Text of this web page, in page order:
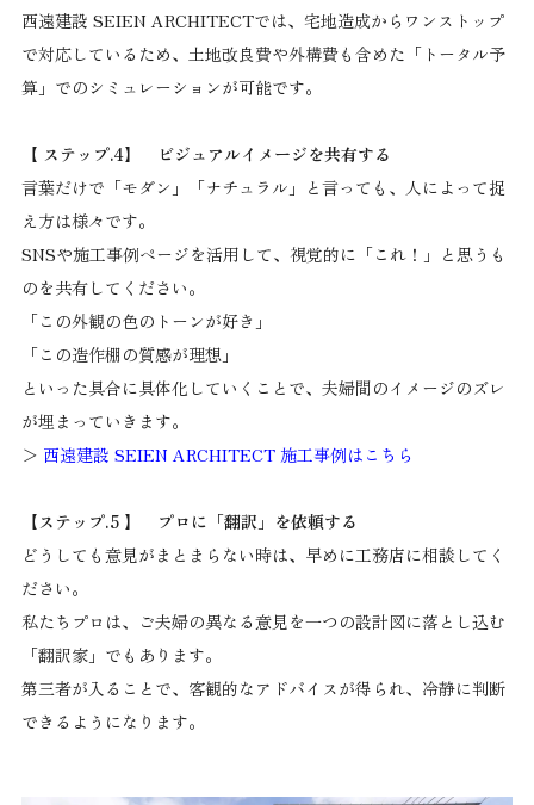
西遠建設 SEIEN ARCHITECTでは、宅地造成からワンストップ
で対応しているため、土地改良費や外構費も含めた「トータル予
算」でのシミュレーションが可能です。
【 ステップ.4】 ビジュアルイメージを共有する
言葉だけで「モダン」「ナチュラル」と言っても、人によって捉
え方は様々です。
SNSや施工事例ページを活用して、視覚的に「これ！」と思うも
のを共有してください。
「この外観の色のトーンが好き」
「この造作棚の質感が理想」
といった具合に具体化していくことで、夫婦間のイメージのズレ
が埋まっていきます。
＞ 西遠建設 SEIEN ARCHITECT 施工事例はこちら
【ステップ.5 】 プロに「翻訳」を依頼する
どうしても意見がまとまらない時は、早めに工務店に相談してく
ださい。
私たちプロは、ご夫婦の異なる意見を一つの設計図に落とし込む
「翻訳家」でもあります。
第三者が入ることで、客観的なアドバイスが得られ、冷静に判断
できるようになります。